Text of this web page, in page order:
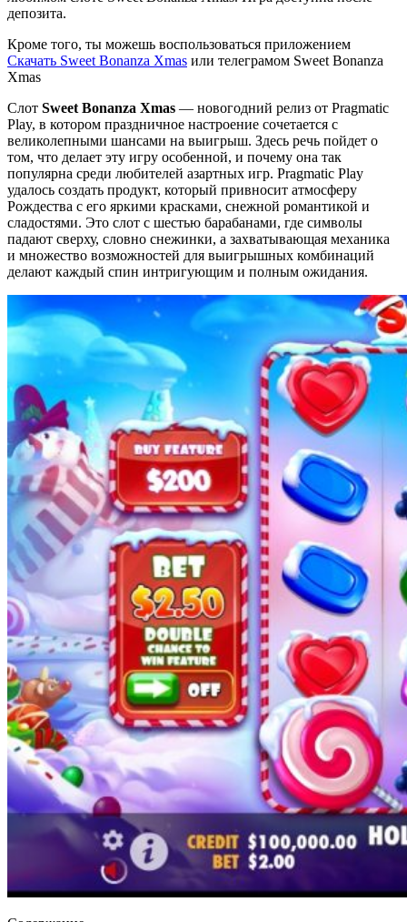
депозита.
Кроме того, ты можешь воспользоваться приложением
Скачать Sweet Bonanza Xmas или телеграмом Sweet Bonanza
Xmas
Слот Sweet Bonanza Xmas — новогодний релиз от Pragmatic
Play, в котором праздничное настроение сочетается с
великолепными шансами на выигрыш. Здесь речь пойдет о
том, что делает эту игру особенной, и почему она так
популярна среди любителей азартных игр. Pragmatic Play
удалось создать продукт, который привносит атмосферу
Рождества с его яркими красками, снежной романтикой и
сладостями. Это слот с шестью барабанами, где символы
падают сверху, словно снежинки, а захватывающая механика
и множество возможностей для выигрышных комбинаций
делают каждый спин интригующим и полным ожидания.